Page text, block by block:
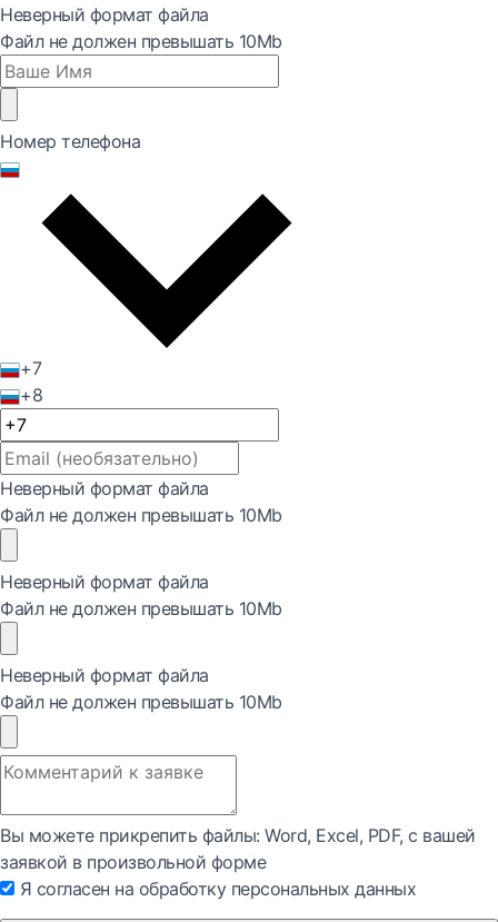
Неверный формат файла
Файл не должен превышать 10Mb
Номер телефона
+7
+8
Неверный формат файла
Файл не должен превышать 10Mb
Неверный формат файла
Файл не должен превышать 10Mb
Неверный формат файла
Файл не должен превышать 10Mb
Вы можете прикрепить файлы: Word, Exсel, PDF, с вашей
заявкой в произвольной форме
Я согласен на обработку персональных данных